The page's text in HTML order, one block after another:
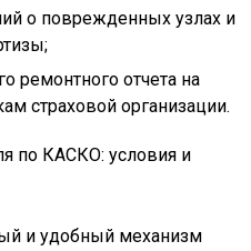
о поврежденных узлах и
ремонтного отчета на
страховой организации.
и удобный механизм